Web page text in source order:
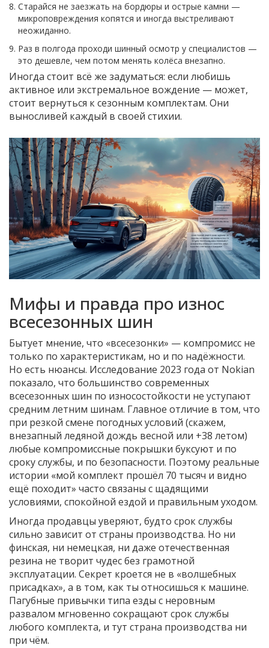
Старайся не заезжать на бордюры и острые камни —
микроповреждения копятся и иногда выстреливают
неожиданно.
Раз в полгода проходи шинный осмотр у специалистов —
это дешевле, чем потом менять колёса внезапно.
Иногда стоит всё же задуматься: если любишь
активное или экстремальное вождение — может,
стоит вернуться к сезонным комплектам. Они
выносливей каждый в своей стихии.
Мифы и правда про износ
всесезонных шин
Бытует мнение, что «всесезонки» — компромисс не
только по характеристикам, но и по надёжности.
Но есть нюансы. Исследование 2023 года от Nokian
показало, что большинство современных
всесезонных шин по износостойкости не уступают
средним летним шинам. Главное отличие в том, что
при резкой смене погодных условий (скажем,
внезапный ледяной дождь весной или +38 летом)
любые компромиссные покрышки буксуют и по
сроку службы, и по безопасности. Поэтому реальные
истории «мой комплект прошёл 70 тысяч и видно
ещё походит» часто связаны с щадящими
условиями, спокойной ездой и правильным уходом.
Иногда продавцы уверяют, будто срок службы
сильно зависит от страны производства. Но ни
финская, ни немецкая, ни даже отечественная
резина не творит чудес без грамотной
эксплуатации. Секрет кроется не в «волшебных
присадках», а в том, как ты относишься к машине.
Пагубные привычки типа езды с неровным
развалом мгновенно сокращают срок службы
любого комплекта, и тут страна производства ни
при чём.